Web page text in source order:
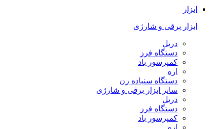
ابزار
ابزار برقی و شارژی
دریل
دستگاه فرز
کمپرسور باد
اره
دستگاه سنباده زن
سایر ابزار برقی و شارژی
دریل
دستگاه فرز
کمپرسور باد
اره